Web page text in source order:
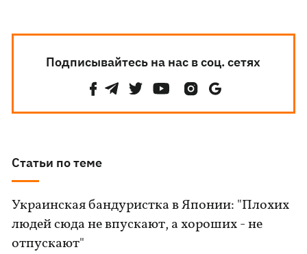
Подписывайтесь на нас в соц. сетях
Статьи по теме
Украинская бандуристка в Японии: "Плохих
людей сюда не впускают, а хороших - не
отпускают"